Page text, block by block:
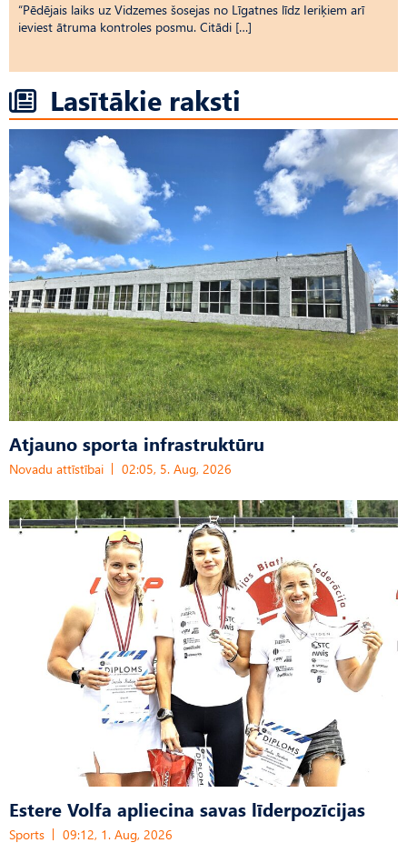
“Pēdējais laiks uz Vid­ze­mes šosejas no Līgatnes līdz Ieriķiem arī
ieviest ātruma kontroles posmu. Citādi […]
Lasītākie raksti
Atjauno sporta infrastruktūru
Novadu attīstībai 02:05, 5. Aug, 2026
Estere Volfa apliecina savas līderpozīcijas
Sports 09:12, 1. Aug, 2026